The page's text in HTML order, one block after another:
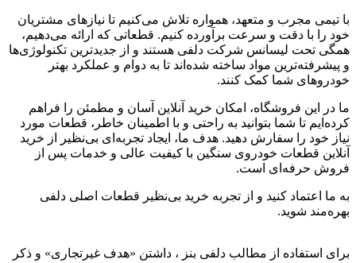
با تیمی مجرب و متعهد، همواره تلاش می‌کنیم تا نیازهای مشتریان
خود را با دقت و سرعت برآورده کنیم. قطعاتی که ارائه می‌دهیم،
همگی تحت لیسانس شرکت دلفی هستند و از جدیدترین تکنولوژی‌ها
و پیشرفته‌ترین مواد ساخته شده‌اند تا به دوام و عملکرد بهتر
خودروهای شما کمک کنند.
ما در این فروشگاه، امکان خرید آنلاین آسان و مطمئن را فراهم
کرده‌ایم تا شما بتوانید به راحتی و با اطمینان خاطر، قطعات مورد
نیاز خود را سفارش دهید. هدف ما، ایجاد تجربه‌ای بی‌نظیر از خرید
آنلاین قطعات خودروی سنگین با کیفیت عالی و خدمات پس از
فروش حرفه‌ای است.
به ما اعتماد کنید و از تجربه‌ خرید بی‌نظیر قطعات اصلی دلفی
بهره‌مند شوید.
برای استفاده از مطالب دلفی بنز ، داشتن «هدف غیرتجاری» و ذکر